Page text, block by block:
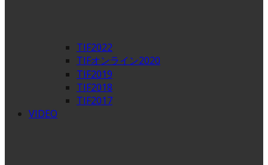
TIF2022
TIFオンライン2020
TIF2019
TIF2018
TIF2017
VIDEO